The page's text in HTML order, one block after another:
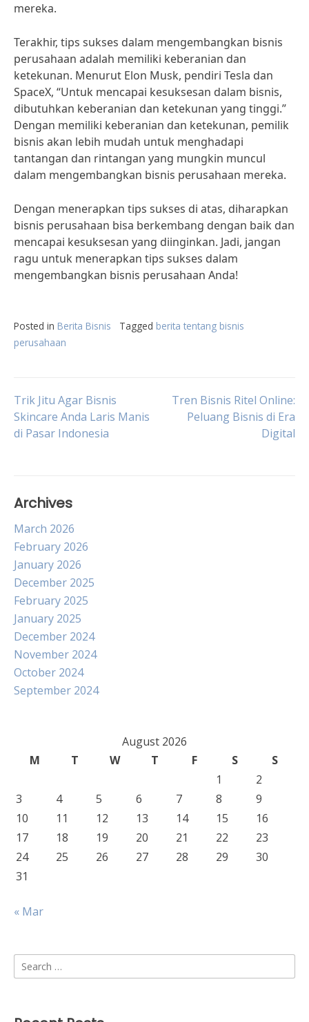
mereka.
Terakhir, tips sukses dalam mengembangkan bisnis
perusahaan adalah memiliki keberanian dan
ketekunan. Menurut Elon Musk, pendiri Tesla dan
SpaceX, “Untuk mencapai kesuksesan dalam bisnis,
dibutuhkan keberanian dan ketekunan yang tinggi.”
Dengan memiliki keberanian dan ketekunan, pemilik
bisnis akan lebih mudah untuk menghadapi
tantangan dan rintangan yang mungkin muncul
dalam mengembangkan bisnis perusahaan mereka.
Dengan menerapkan tips sukses di atas, diharapkan
bisnis perusahaan bisa berkembang dengan baik dan
mencapai kesuksesan yang diinginkan. Jadi, jangan
ragu untuk menerapkan tips sukses dalam
mengembangkan bisnis perusahaan Anda!
Posted in Berita Bisnis Tagged berita tentang bisnis
perusahaan
Post
navigation
Trik Jitu Agar Bisnis
Skincare Anda Laris Manis
di Pasar Indonesia
Tren Bisnis Ritel Online:
Peluang Bisnis di Era
Digital
Archives
March 2026
February 2026
January 2026
December 2025
February 2025
January 2025
December 2024
November 2024
October 2024
September 2024
August 2026
M
T W T F S
S
1
2
3
4 5 6 7 8
9
10
11 12 13 14 15
16
17
18 19 20 21 22
23
24
25 26 27 28 29
30
31
« Mar
Search
for: